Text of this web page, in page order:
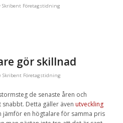
Skribent Företagstidning
gör skillnad
Skribent Företagstidning
de senaste åren och
Detta gäller även utveckling
jämför en högtalare för samma pris